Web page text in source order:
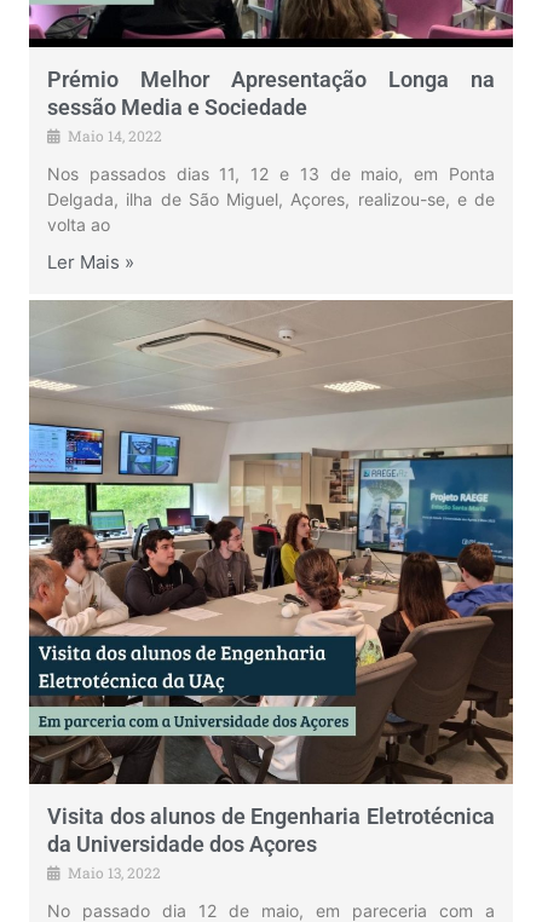
Prémio Melhor Apresentação Longa na
sessão Media e Sociedade
Maio 14, 2022
Nos passados dias 11, 12 e 13 de maio, em Ponta
Delgada, ilha de São Miguel, Açores, realizou-se, e de
volta ao
Ler Mais »
Visita dos alunos de Engenharia Eletrotécnica
da Universidade dos Açores
Maio 13, 2022
No passado dia 12 de maio, em pareceria com a